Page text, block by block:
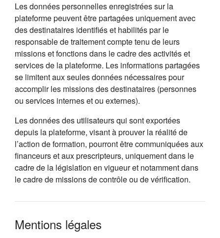
Les données personnelles enregistrées sur la
plateforme peuvent être partagées uniquement avec
des destinataires identifiés et habilités par le
responsable de traitement compte tenu de leurs
missions et fonctions dans le cadre des activités et
services de la plateforme. Les informations partagées
se limitent aux seules données nécessaires pour
accomplir les missions des destinataires (personnes
ou services internes et ou externes).
Les données des utilisateurs qui sont exportées
depuis la plateforme, visant à prouver la réalité de
l’action de formation, pourront être communiquées aux
financeurs et aux prescripteurs, uniquement dans le
cadre de la législation en vigueur et notamment dans
le cadre de missions de contrôle ou de vérification.
Mentions légales